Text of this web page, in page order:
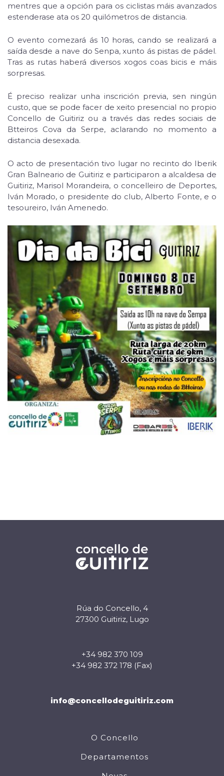
mentres que a opción para os ciclistas máis avanzados
estenderase ata os 20 quilómetros de distancia.
O evento comezará ás 10 horas, cando se realizará a
saída desde a nave do Senpa, xunto ás pistas de pádel.
Tras as rutas haberá diversos xogos coas bicis e máis
sorpresas.
É preciso realizar unha inscrición previa, sen ningún
custo, que se pode facer de xeito presencial no propio
Concello de Guitiriz ou a través das redes sociais de
Btteiros Cova da Serpe, aclarando no momento a
distancia desexada.
O acto de presentación tivo lugar no recinto do Iberik
Gran Balneario de Guitiriz e participaron a alcaldesa de
Guitiriz, Marisol Morandeira, o concelleiro de Deportes,
Iván Morado, o presidente do club, Alberto Fonte, e o
tesoureiro, Iván Amenedo.
Rúa do Concello, 4
27300 Guitiriz, Lugo
+34 982 370 109
+34 982 372 178 (Fax)
info@concellodeguitiriz.com
O Concello
Departamentos